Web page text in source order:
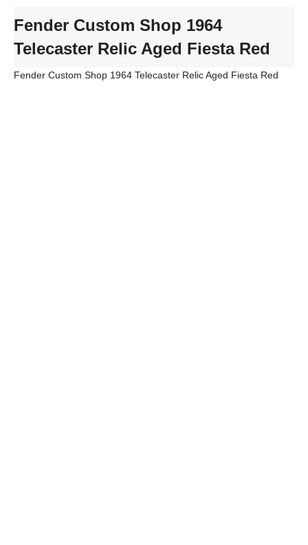
Fender Custom Shop 1964
Telecaster Relic Aged Fiesta Red
Fender Custom Shop 1964 Telecaster Relic Aged Fiesta Red